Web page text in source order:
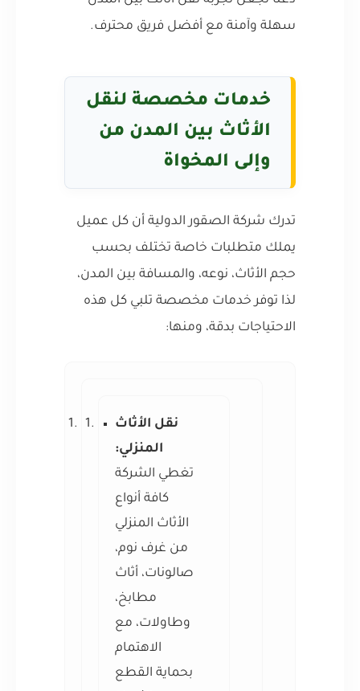
سهلة وآمنة مع أفضل فريق محترف.
خدمات مخصصة لنقل
الأثاث بين المدن من
وإلى المخواة
تدرك شركة الصقور الدولية أن كل عميل
يملك متطلبات خاصة تختلف بحسب
حجم الأثاث، نوعه، والمسافة بين المدن،
لذا توفر خدمات مخصصة تلبي كل هذه
الاحتياجات بدقة، ومنها:
نقل الأثاث
المنزلي:
تغطي الشركة
كافة أنواع
الأثاث المنزلي
من غرف نوم،
صالونات، أثاث
مطابخ،
وطاولات، مع
الاهتمام
بحماية القطع